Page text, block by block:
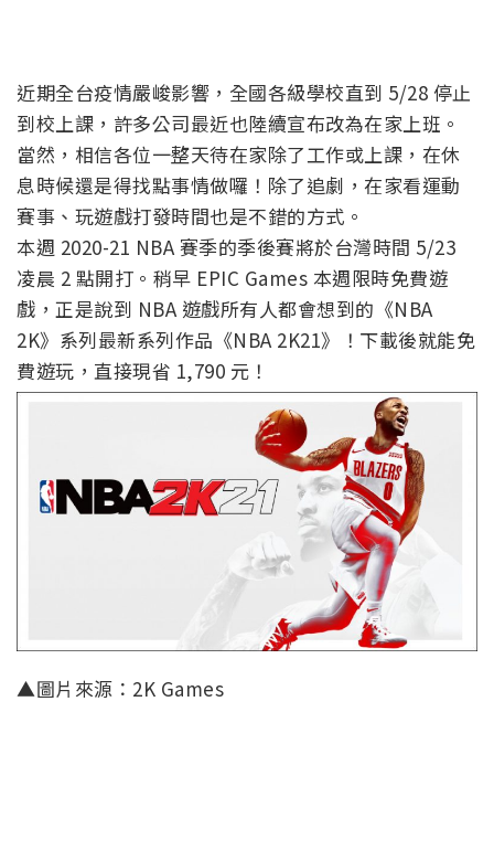
近期全台疫情嚴峻影響，全國各級學校直到 5/28 停止
到校上課，許多公司最近也陸續宣布改為在家上班。
當然，相信各位一整天待在家除了工作或上課，在休
息時候還是得找點事情做囉！除了追劇，在家看運動
賽事、玩遊戲打發時間也是不錯的方式。
本週 2020-21 NBA 賽季的季後賽將於台灣時間 5/23
凌晨 2 點開打。稍早 EPIC Games 本週限時免費遊
戲，正是說到 NBA 遊戲所有人都會想到的《NBA
2K》系列最新系列作品《NBA 2K21》！下載後就能免
費遊玩，直接現省 1,790 元！
▲圖片來源：2K Games